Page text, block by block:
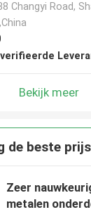
Changyi Road,
Bekijk meer
de beste
Zeer
metalen